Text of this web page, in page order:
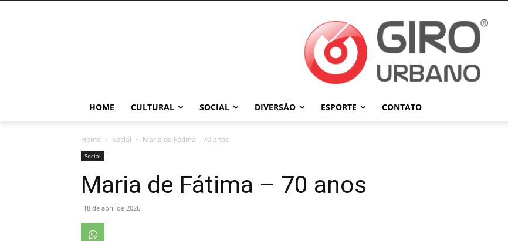
HOME CULTURAL SOCIAL DIVERSÃO ESPORTE CONTATO
Home Social Maria de Fátima – 70 anos
Social
Maria de Fátima – 70 anos
18 de abril de 2026